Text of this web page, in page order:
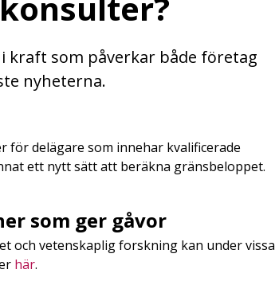
kraft som påverkar både företag
nyheterna.
för delägare som innehar kvalificerade
ett nytt sätt att beräkna gränsbeloppet.
som ger gåvor
och vetenskaplig forskning kan under vissa
här.